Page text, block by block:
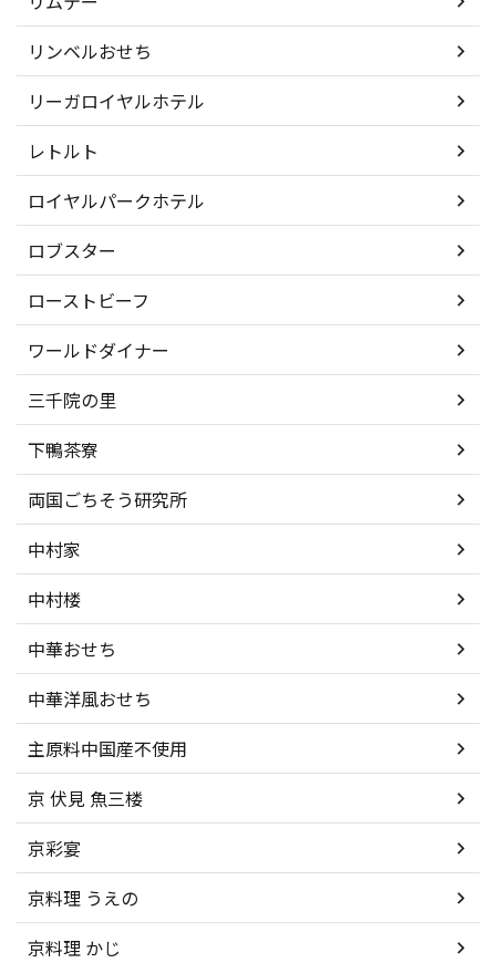
リンベルおせち
リーガロイヤルホテル
レトルト
ロイヤルパークホテル
ロブスター
ローストビーフ
ワールドダイナー
三千院の里
下鴨茶寮
両国ごちそう研究所
中村家
中村楼
中華おせち
中華洋風おせち
主原料中国産不使用
京 伏見 魚三楼
京彩宴
京料理 うえの
京料理 かじ